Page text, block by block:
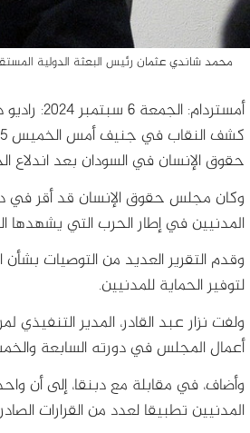
محمد شاندي عثمان رئيس البعثة الدولية
أمستردام: الجمعة 6 سبتمبر 2024: راديو دبنقا
حقوق الإنسان في السودان بعد اندلاع الحرب في
المدنيين في إطار الحرب التي يشهدها
وقدم التقرير العديد من التوصيات
لتوفير الحماية للمدنيين.
ولفت نزار عبد القادر، المدير
أعمال المجلس في دورته السابعة
وأضاف، في مقابلة مع دبنقا، إلى أن
المدنيين تطبيقا لعدد من القرارات